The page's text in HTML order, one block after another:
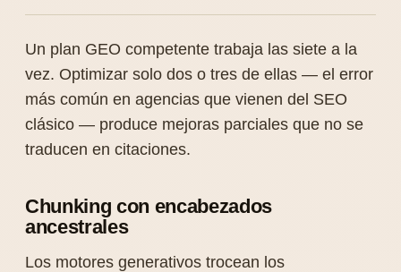
Un plan GEO competente trabaja las siete a la
vez. Optimizar solo dos o tres de ellas — el error
más común en agencias que vienen del SEO
clásico — produce mejoras parciales que no se
traducen en citaciones.
Chunking con encabezados
ancestrales
Los motores generativos trocean los